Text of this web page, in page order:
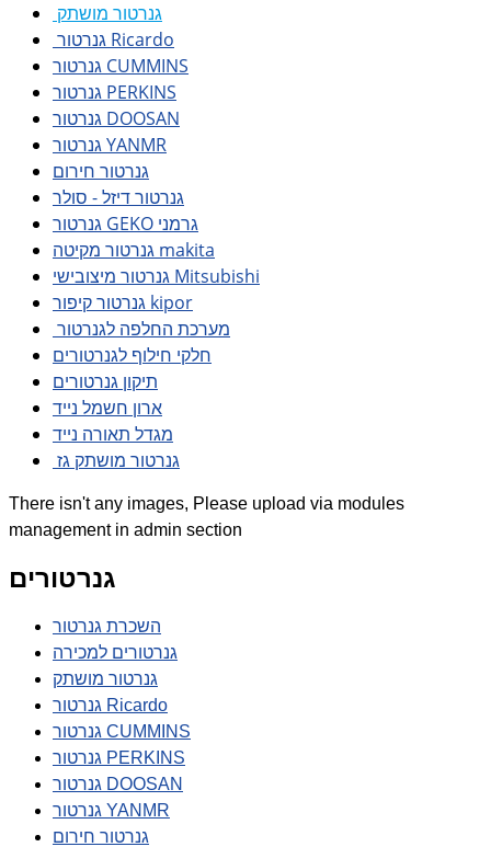
גנרטור מושתק
גנרטור Ricardo
גנרטור CUMMINS
גנרטור PERKINS
גנרטור DOOSAN
גנרטור YANMR
גנרטור חירום
גנרטור דיזל - סולר
גנרטור GEKO גרמני
גנרטור מקיטה makita
גנרטור מיצובישי Mitsubishi
גנרטור קיפור kipor
מערכת החלפה לגנרטור
חלקי חילוף לגנרטורים
תיקון גנרטורים
ארון חשמל נייד
מגדל תאורה נייד
גנרטור מושתק גז
There isn't any images, Please upload via modules
management in admin section
גנרטורים
השכרת גנרטור
גנרטורים למכירה
גנרטור מושתק
גנרטור Ricardo
גנרטור CUMMINS
גנרטור PERKINS
גנרטור DOOSAN
גנרטור YANMR
גנרטור חירום